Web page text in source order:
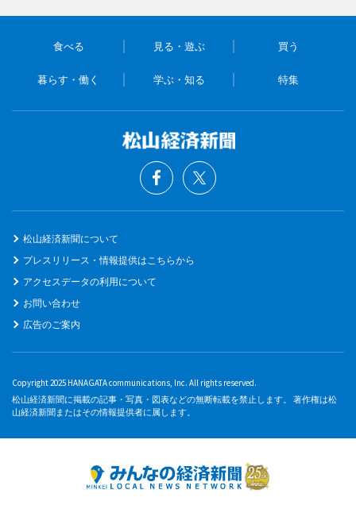
食べる 見る・遊ぶ 買う
暮らす・働く 学ぶ・知る 特集
松山経済新聞について
プレスリリース・情報提供はこちらから
アクセスデータの利用について
お問い合わせ
広告のご案内
Copyright 2025 HANAGATA communications, Inc. All rights reserved.
松山経済新聞に掲載の記事・写真・図表などの無断転載を禁止します。 著作権は松
山経済新聞またはその情報提供者に属します。